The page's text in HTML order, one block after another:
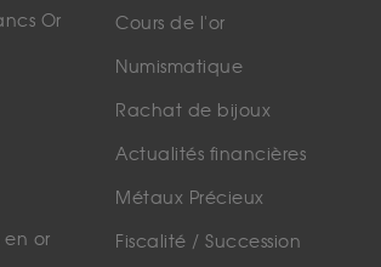
Or
en or
Cours de l'or
Numismatique
Rachat de bijoux
Actualités financières
Métaux Précieux
Fiscalité / Succession